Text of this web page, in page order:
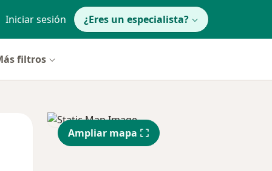
Iniciar sesión ¿Eres un especialista?
filtros
Vie
14 Ago
Sáb
15 Ago
Ampliar mapa